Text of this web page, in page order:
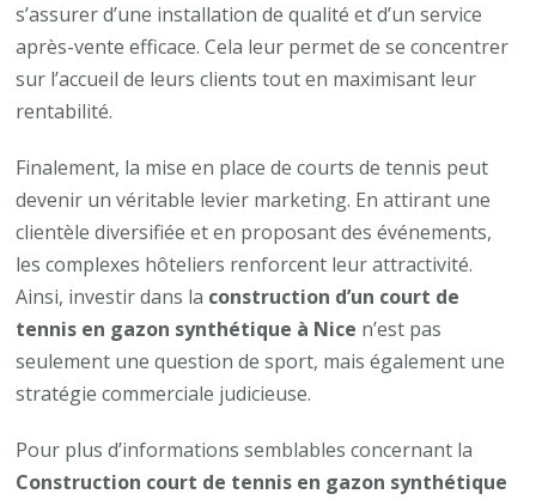
s’assurer d’une installation de qualité et d’un service
après-vente efficace. Cela leur permet de se concentrer
sur l’accueil de leurs clients tout en maximisant leur
rentabilité.
Finalement, la mise en place de courts de tennis peut
devenir un véritable levier marketing. En attirant une
clientèle diversifiée et en proposant des événements,
les complexes hôteliers renforcent leur attractivité.
Ainsi, investir dans la construction d’un court de
tennis en gazon synthétique à Nice n’est pas
seulement une question de sport, mais également une
stratégie commerciale judicieuse.
Pour plus d’informations semblables concernant la
Construction court de tennis en gazon synthétique